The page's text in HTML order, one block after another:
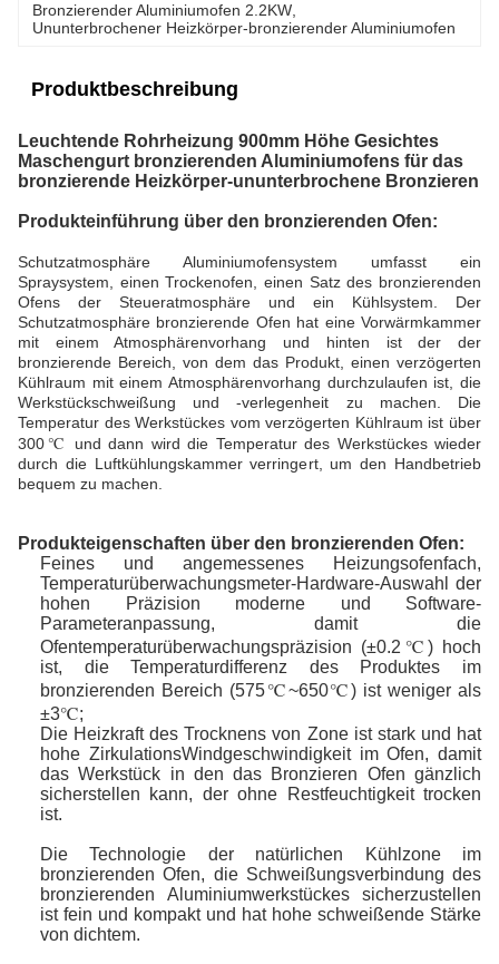
Bronzierender Aluminiumofen 2.2KW
Ununterbrochener Heizkörper-bronzierender Aluminiumofen
Produktbeschreibung
Leuchtende Rohrheizung 900mm Höhe Gesichtes
Maschengurt bronzierenden Aluminiumofens für das
bronzierende Heizkörper-ununterbrochene Bronzieren
Produkteinführung über den bronzierenden Ofen:
Schutzatmosphäre Aluminiumofensystem umfasst ein
Spraysystem, einen Trockenofen, einen Satz des bronzierenden
Ofens der Steueratmosphäre und ein Kühlsystem. Der
Schutzatmosphäre bronzierende Ofen hat eine Vorwärmkammer
mit einem Atmosphärenvorhang und hinten ist der der
bronzierende Bereich, von dem das Produkt, einen verzögerten
Kühlraum mit einem Atmosphärenvorhang durchzulaufen ist, die
Werkstückschweißung und -verlegenheit zu machen. Die
Temperatur des Werkstückes vom verzögerten Kühlraum ist über
300℃ und dann wird die Temperatur des Werkstückes wieder
durch die Luftkühlungskammer verringert, um den Handbetrieb
bequem zu machen.
Produkteigenschaften über den bronzierenden Ofen:
Feines und angemessenes Heizungsofenfach,
Temperaturüberwachungsmeter-Hardware-Auswahl der
hohen Präzision moderne und Software-
Parameteranpassung, damit die
Ofentemperaturüberwachungspräzision (±0.2℃) hoch
ist, die Temperaturdifferenz des Produktes im
bronzierenden Bereich (575℃~650℃) ist weniger als
±3℃;
Die Heizkraft des Trocknens von Zone ist stark und hat
hohe ZirkulationsWindgeschwindigkeit im Ofen, damit
das Werkstück in den das Bronzieren Ofen gänzlich
sicherstellen kann, der ohne Restfeuchtigkeit trocken
ist.
Die Technologie der natürlichen Kühlzone im
bronzierenden Ofen, die Schweißungsverbindung des
bronzierenden Aluminiumwerkstückes sicherzustellen
ist fein und kompakt und hat hohe schweißende Stärke
von dichtem.